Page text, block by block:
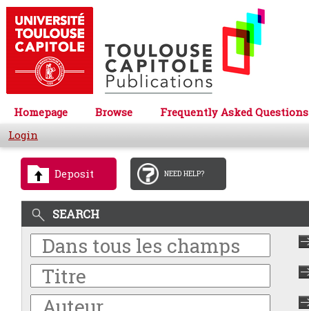
Homepage Browse
Frequently Asked Questions
Login
Deposit NEED HELP?
SEARCH